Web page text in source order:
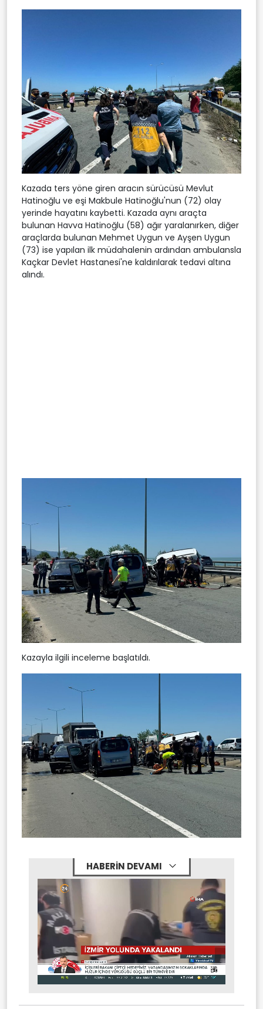
Kazada ters yöne giren aracın sürücüsü Mevlut
Hatinoğlu ve eşi Makbule Hatinoğlu'nun (72) olay
yerinde hayatını kaybetti. Kazada aynı araçta
bulunan Havva Hatinoğlu (58) ağır yaralanırken, diğer
araçlarda bulunan Mehmet Uygun ve Ayşen Uygun
(73) ise yapılan ilk müdahalenin ardından ambulansla
Kaçkar Devlet Hastanesi'ne kaldırılarak tedavi altına
alındı.
Kazayla ilgili inceleme başlatıldı.
HABERİN DEVAMI
Mute Stream